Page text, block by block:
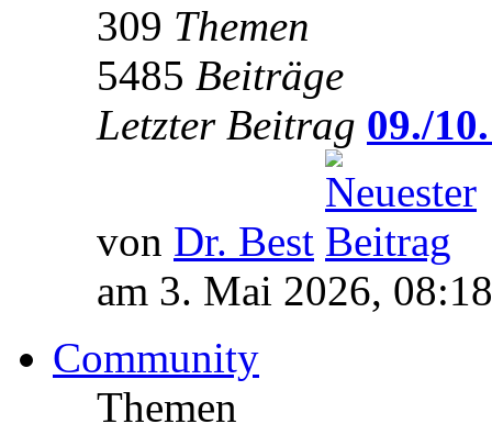
309 Themen
5485 Beiträge
Letzter Beitrag 09./
von Dr. Best
am 3. Mai 2026, 08:18
Community
Themen